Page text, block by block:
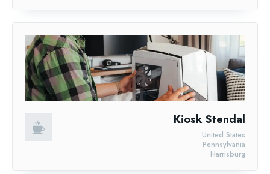
Kiosk Stendal
Harrisburg
Pennsylvania
United States